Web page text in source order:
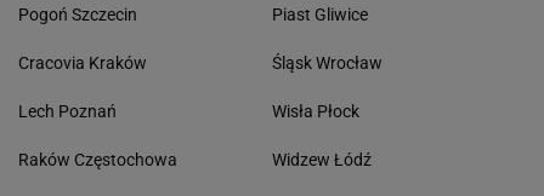
Pogoń Szczecin
Cracovia Kraków
Lech Poznań
Raków Częstochowa
Piast Gliwice
Śląsk Wrocław
Wisła Płock
Widzew Łódź